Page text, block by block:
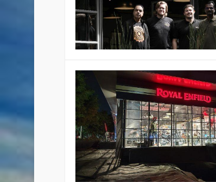
ROYAL ENFIELD POLANCO
Publicado porStaff|Jul 26, 2023|Zona Urbana